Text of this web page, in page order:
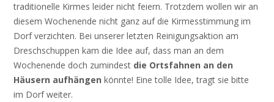
traditionelle Kirmes leider nicht feiern. Trotzdem wollen wir an
diesem Wochenende nicht ganz auf die Kirmesstimmung im
Dorf verzichten. Bei unserer letzten Reinigungsaktion am
Dreschschuppen kam die Idee auf, dass man an dem
Wochenende doch zumindest die Ortsfahnen an den
Häusern aufhängen könnte! Eine tolle Idee, tragt sie bitte
im Dorf weiter.